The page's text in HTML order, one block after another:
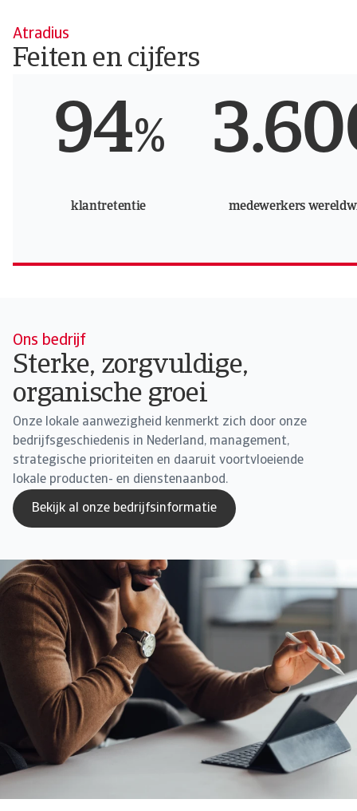
Atradius
Feiten en cijfers
94%
klantretentie medewerkers
Ons bedrijf
Sterke, zorgvuldige,
organische groei
Onze lokale aanwezigheid kenmerkt zich door onze
bedrijfsgeschiedenis in Nederland, management,
strategische prioriteiten en daaruit voortvloeiende
lokale producten- en dienstenaanbod.
Bekijk al onze bedrijfsinformatie